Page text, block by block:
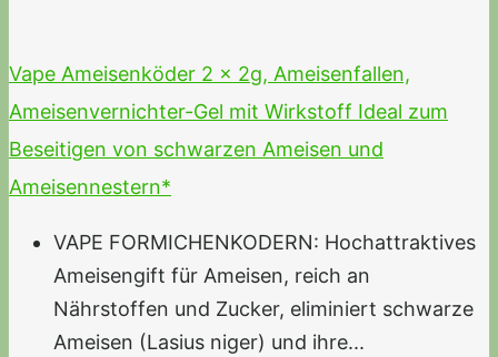
Vape Ameisenköder 2 x 2g, Ameisenfallen,
Ameisenvernichter-Gel mit Wirkstoff Ideal zum
Beseitigen von schwarzen Ameisen und
Ameisennestern*
VAPE FORMICHENKODERN: Hochattraktives
Ameisengift für Ameisen, reich an
Nährstoffen und Zucker, eliminiert schwarze
Ameisen (Lasius niger) und ihre...